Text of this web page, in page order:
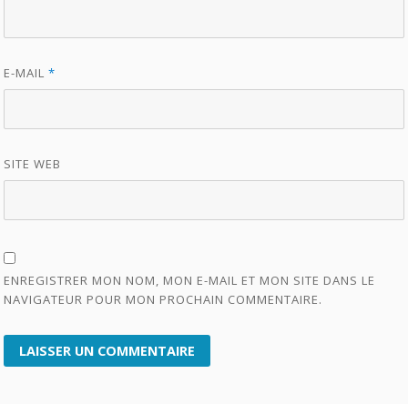
E-MAIL*
SITE WEB
ENREGISTRER MON NOM, MON E-MAIL ET MON SITE DANS LE
NAVIGATEUR POUR MON PROCHAIN COMMENTAIRE.